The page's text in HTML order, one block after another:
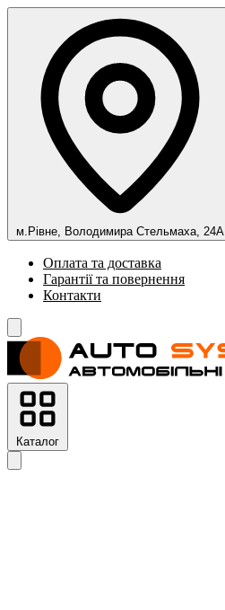
м.Рівне, Володимира Стельмаха, 24А
Оплата та доставка
Гарантії та повернення
Контакти
Каталог